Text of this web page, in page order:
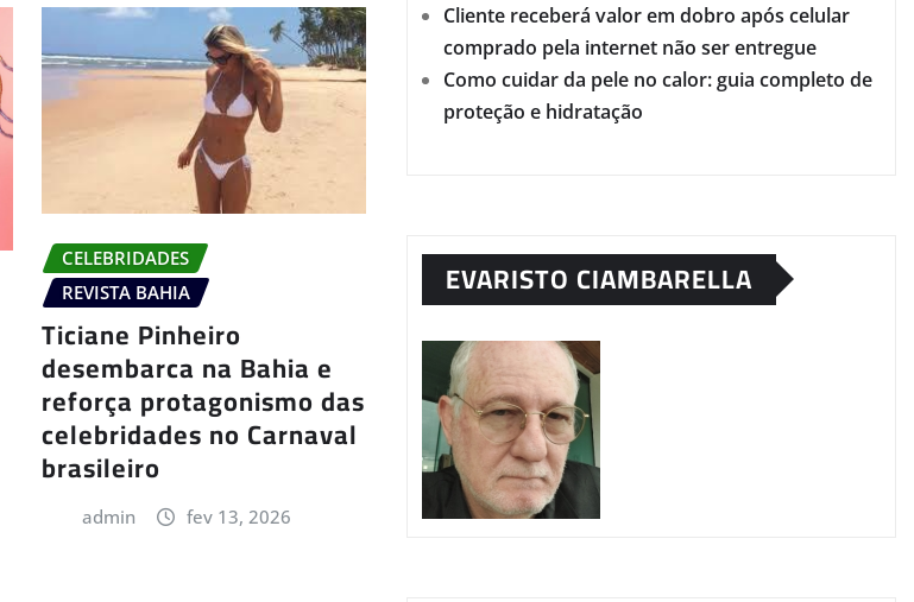
CELEBRIDADES
REVISTA BAHIA
Ticiane Pinheiro
desembarca na Bahia e
reforça protagonismo das
celebridades no Carnaval
brasileiro
admin fev 13, 2026
Cliente receberá valor em dobro após celular
comprado pela internet não ser entregue
Como cuidar da pele no calor: guia completo de
proteção e hidratação
EVARISTO CIAMBARELLA